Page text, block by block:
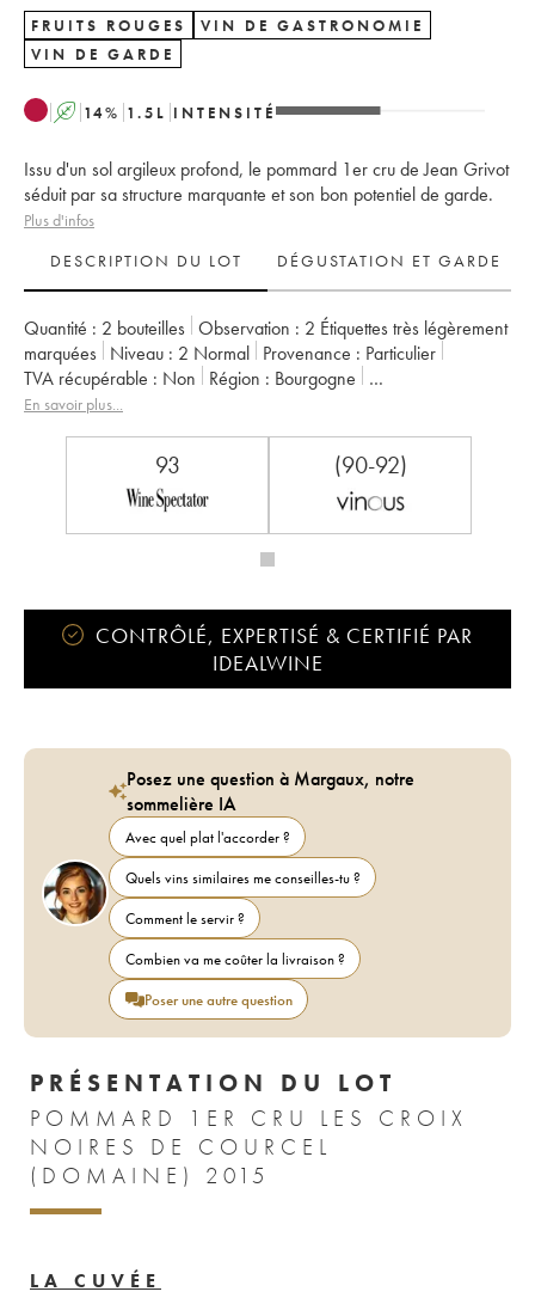
FRUITS ROUGES
VIN DE GASTRONOMIE
VIN DE GARDE
A 14% 1.5 L INTENSITÉ
Issu d'un sol argileux profond, le pommard 1er cru de Jean Grivot
séduit par sa structure marquante et son bon potentiel de garde.
Plus d'infos
DESCRIPTION DU LOT
DÉGUSTATION ET GARDE
Quantité : 2 bouteilles Observation : 2 Étiquettes très légèrement
marquées
Niveau : 2 Normal Provenance : particulier
TVA récupérable :
non Région :
Bourgogne
Appellation :
En savoir plus...
93 (90-92)
CONTRÔLÉ, EXPERTISÉ & CERTIFIÉ PAR
IDEALWINE
Posez une question à Margaux, notre
sommelière IA
Avec quel plat l'accorder ?
Quels vins similaires me conseilles-tu ?
Comment le servir ?
Combien va me coûter la livraison ?
Poser une autre question
PRÉSENTATION DU LOT
POMMARD 1ER CRU LES CROIX
NOIRES DE COURCEL
(DOMAINE) 2015
LA CUVÉE